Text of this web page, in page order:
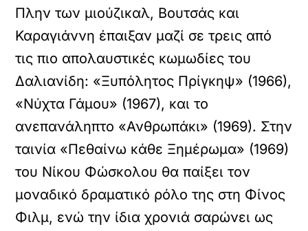
Πλην των μιούζικαλ, Βουτσάς και
Καραγιάννη έπαιξαν μαζί σε τρεις από
τις πιο απολαυστικές κωμωδίες του
Δαλιανίδη: «Ξυπόλητος Πρίγκηψ» (1966),
«Νύχτα Γάμου» (1967), και το
ανεπανάληπτο «Ανθρωπάκι» (1969). Στην
ταινία «Πεθαίνω κάθε Ξημέρωμα» (1969)
του Νίκου Φώσκολου θα παίξει τον
μοναδικό δραματικό ρόλο της στη Φίνος
Φιλμ, ενώ την ίδια χρονιά σαρώνει ως